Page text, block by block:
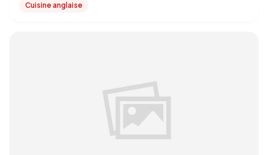
Cuisine anglaise